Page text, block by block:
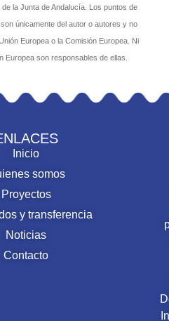
la Junta de Andalucía. Los puntos de
únicamente del autor o autores y no
Europea o la Comisión Europea. Ni
Europea son responsables de ellas.
Inicio
somos
Proyectos
y transferencia
Noticias
Contacto